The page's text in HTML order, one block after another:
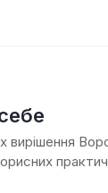
вирішення